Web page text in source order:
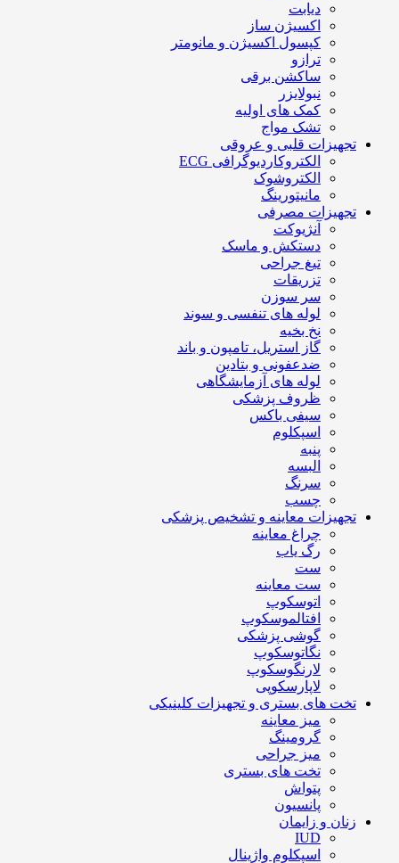
دیابت
اکسیژن ساز
کپسول اکسیژن و مانومتر
ترازو
ساکشن برقی
نبولایزر
کمک های اولیه
تشک مواج
تجهیزات قلبی و عروقی
الکتروکاردیوگرافی ECG
الکتروشوک
مانیتورینگ
تجهیزات مصرفی
آنژیوکت
دستکش و ماسک
تیغ جراحی
تزریقات
سر سوزن
لوله های تنفسی و سوند
نخ بخیه
گاز استریل، تامپون و باند
ضدعفونی و بتادین
لوله های آزمایشگاهی
ظروف پزشکی
سیفی باکس
اسپکلوم
پنبه
البسه
سرنگ
چسب
تجهیزات معاینه و تشخیص پزشکی
چراغ معاینه
رگ یاب
ست
ست معاینه
اتوسکوپ
افتالموسکوپ
گوشی پزشکی
نگاتوسکوپ
لارنگوسکوپ
لاپارسکوپی
تخت های بستری و تجهیزات کلینیکی
میز معاینه
گرومینگ
میز جراحی
تخت های بستری
پتواش
پانسیون
زنان و زایمان
IUD
اسپکلوم واژینال